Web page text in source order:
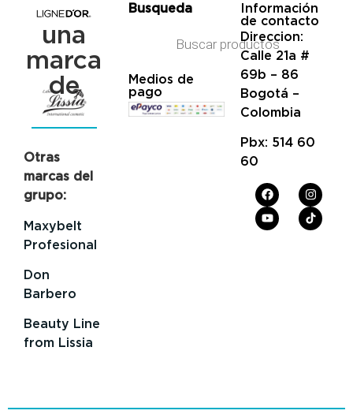
una
marca
de
Otras
marcas del
grupo:
Maxybelt
Profesional
Don
Barbero
Beauty Line
from Lissia
Busqueda
Medios de
pago
Información
de contacto
Direccion:
Calle 21a #
69b – 86
Bogotá –
Colombia
Pbx: 514 60
60